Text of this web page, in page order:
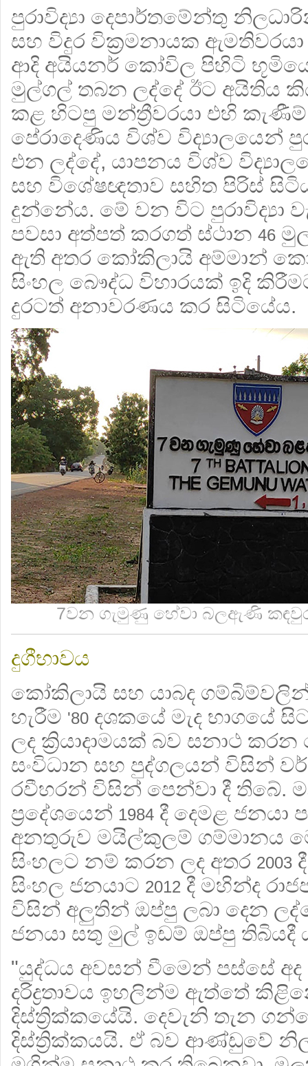
පුරාවිද්‍යා දෙපාර්තමේන්තු
සහ විදුර වික්‍රමනායක
ආදි අයියනර් කෝවිල පිහිටි
මුල්ගල් තබන ලද්දේ ඊට අයිතිය
කළ හිටපු මන්ත්‍රීවරයා එහි
පේරාදෙණිය විශ්ව විද්‍යාලයෙන්
එන ලද්දේ, යාපනය විශ්ව
සහ විශේෂඥතාව සහිත පිරිස්
දුන්නේය. මේ වන විට පුරාවිද්‍යා
පවසා අත්පත් කරගත් ස්ථාන 46
ඇති අතර කෝකිලායි අම්මාන්
සිංහල බෞද්ධ විහාරයක් ඉදි
දුරටත් අනාවරණය කර සිටියේය.
7වන ගැමුණු හේවා බලඇණි
දුගීභාවය
කෝකිලායි සහ යාබද ගම්බිම්වලින්
හැරීම '80 දශකයේ මැද භාගයේ
ලද ක්‍රියාදාමයක් බව සනාථ
සංවිධාන සහ පුද්ගලයන් විසින්
රවීහරන් විසින් පෙන්වා දී තිබේ.
ප්‍රදේශයෙන් 1984 දී දෙමළ ජනයා
අනතුරුව මයිල්කුලම් ගම්මානය
සිංහලට නම් කරන ලද අතර 2003
සිංහල ජනයාට 2012 දී මහින්ද
විසින් අලුතින් ඔප්පු ලබා දෙන
ජනයා සතු මුල් ඉඩම් ඔප්පු තිබියදී
"යුද්ධය අවසන් වීමෙන් පස්සේ
දරිද්‍රතාවය ඉහලින්ම ඇත්තේ
දිස්ත්‍රික්කයේයි. දෙවැනි තැන
දිස්ත්‍රික්කයයි. ඒ බව ආණ්ඩුවේ